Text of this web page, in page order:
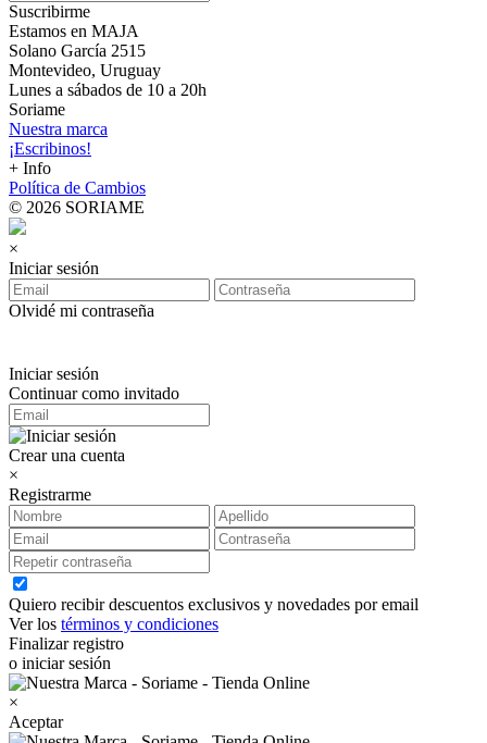
Suscribirme
Estamos en MAJA
Solano García 2515
Montevideo, Uruguay
Lunes a sábados de 10 a 20h
Soriame
Nuestra marca
¡Escribinos!
+ Info
Política de Cambios
© 2026 SORIAME
×
Iniciar sesión
Olvidé mi contraseña
Iniciar sesión
Continuar como invitado
Crear una cuenta
×
Registrarme
Quiero recibir descuentos exclusivos y novedades por email
Ver los términos y condiciones
Finalizar registro
o iniciar sesión
×
Aceptar